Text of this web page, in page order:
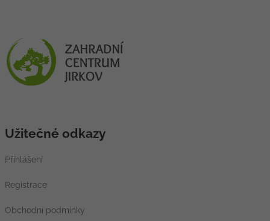
Užitečné odkazy
Přihlášení
Registrace
Obchodní podmínky